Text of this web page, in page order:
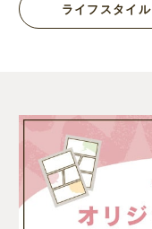
ライフスタイル